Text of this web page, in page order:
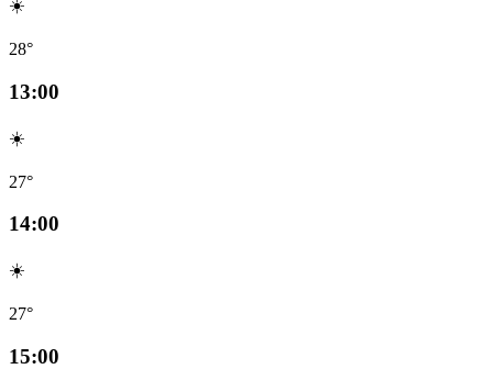
☀️
28°
13:00
☀️
27°
14:00
☀️
27°
15:00